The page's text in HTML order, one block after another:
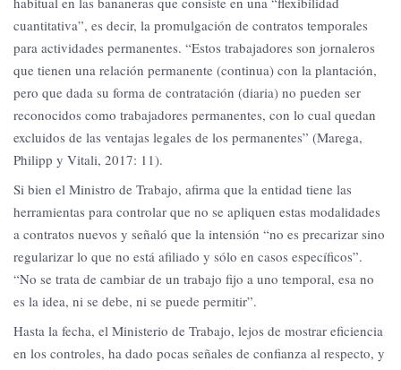
cuantitativa”, es decir, la promulgación de contratos temporales
para actividades permanentes. “Estos trabajadores son jornaleros
que tienen una relación permanente (continua) con la plantación,
pero que dada su forma de contratación (diaria) no pueden ser
reconocidos como trabajadores permanentes, con lo cual quedan
excluidos de las ventajas legales de los permanentes” (Marega,
Philipp y Vitali, 2017: 11).
Si bien el Ministro de Trabajo, afirma que la entidad tiene las
herramientas para controlar que no se apliquen estas modalidades
a contratos nuevos y señaló que la intensión “no es precarizar sino
regularizar lo que no está afiliado y sólo en casos específicos”.
“No se trata de cambiar de un trabajo fijo a uno temporal, esa no
es la idea, ni se debe, ni se puede permitir”.
Hasta la fecha, el Ministerio de Trabajo, lejos de mostrar eficiencia
en los controles, ha dado pocas señales de confianza al respecto, y